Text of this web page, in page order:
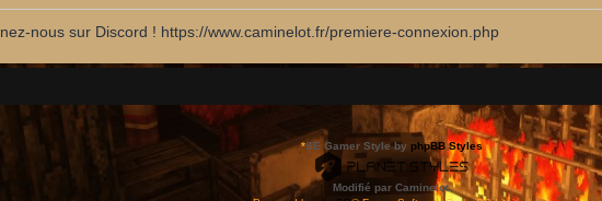
nous sur Discord ! https://www.caminelot.fr/premiere-connexion.php
*SE Gamer Style by phpBB Styles
Modifié par Caminelot.